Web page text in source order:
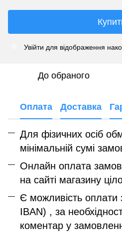
Увійти для відображення
До обраного
Оплата Доставка
Для фізичних осіб
мінімальній сумі
Онлайн оплата
на сайті магазину
Є можливість оплати
IBAN) , за
коментар у